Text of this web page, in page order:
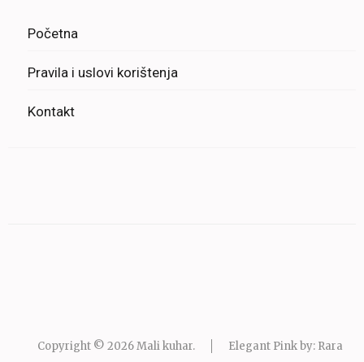
Početna
Pravila i uslovi korištenja
Kontakt
Copyright © 2026Mali kuhar. Elegant Pink by: Rara